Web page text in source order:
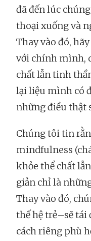
đã đến lúc
thoại xuống và
Thay vào đó,
với chính mình,
chất lẫn tinh
lại liệu mình có
những điều thật
Chúng tôi tin
mindfulness
khỏe thể chất
giản chỉ là
Thay vào đó,
thế hệ trẻ–sẽ tái
cách riêng phù